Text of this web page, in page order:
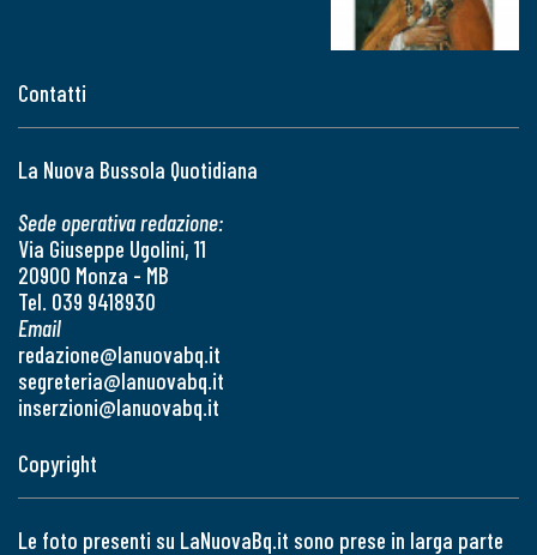
Contatti
La Nuova Bussola Quotidiana
Sede operativa redazione:
Via Giuseppe Ugolini, 11
20900 Monza - MB
Tel. 039 9418930
Email
redazione@lanuovabq.it
segreteria@lanuovabq.it
inserzioni@lanuovabq.it
Copyright
Le foto presenti su LaNuovaBq.it sono prese in larga parte